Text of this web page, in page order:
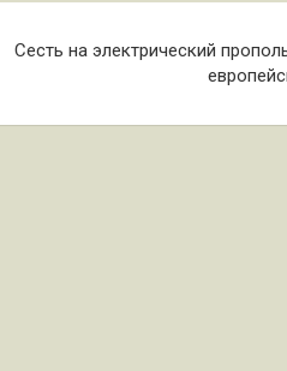
Сесть на электрический